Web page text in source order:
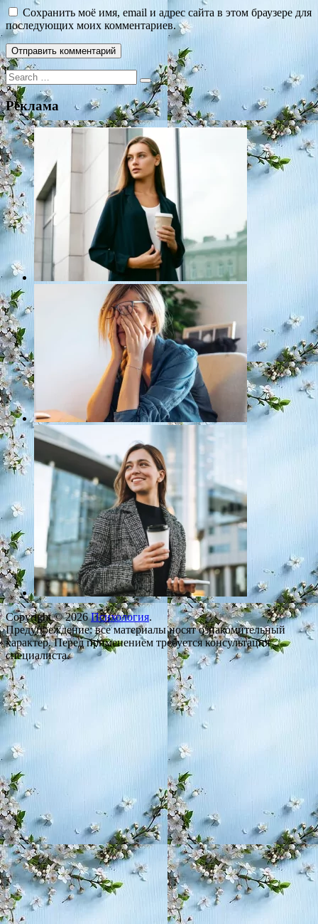
Сохранить моё имя, email и адрес сайта в этом браузере для
последующих моих комментариев.
Search
for:
Реклама
Copyright © 2026Психология.
Предупреждение: все материалы носят ознакомительный
характер. Перед применением требуется консультация
специалиста.